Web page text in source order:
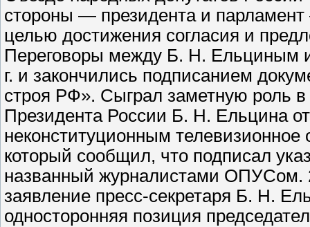
стороны — президента и
целью достижения согласия и
Переговоры между Б. Н. Ельциным
г. и закончились подписанием
строя РФ». Сыграл заметную роль
Президента России Б. Н. Ельцина от
неконституционным
который сообщил, что подписал
названный журналистами ОПУСом.
заявление пресс-секретаря Б. Н.
односторонняя позиция